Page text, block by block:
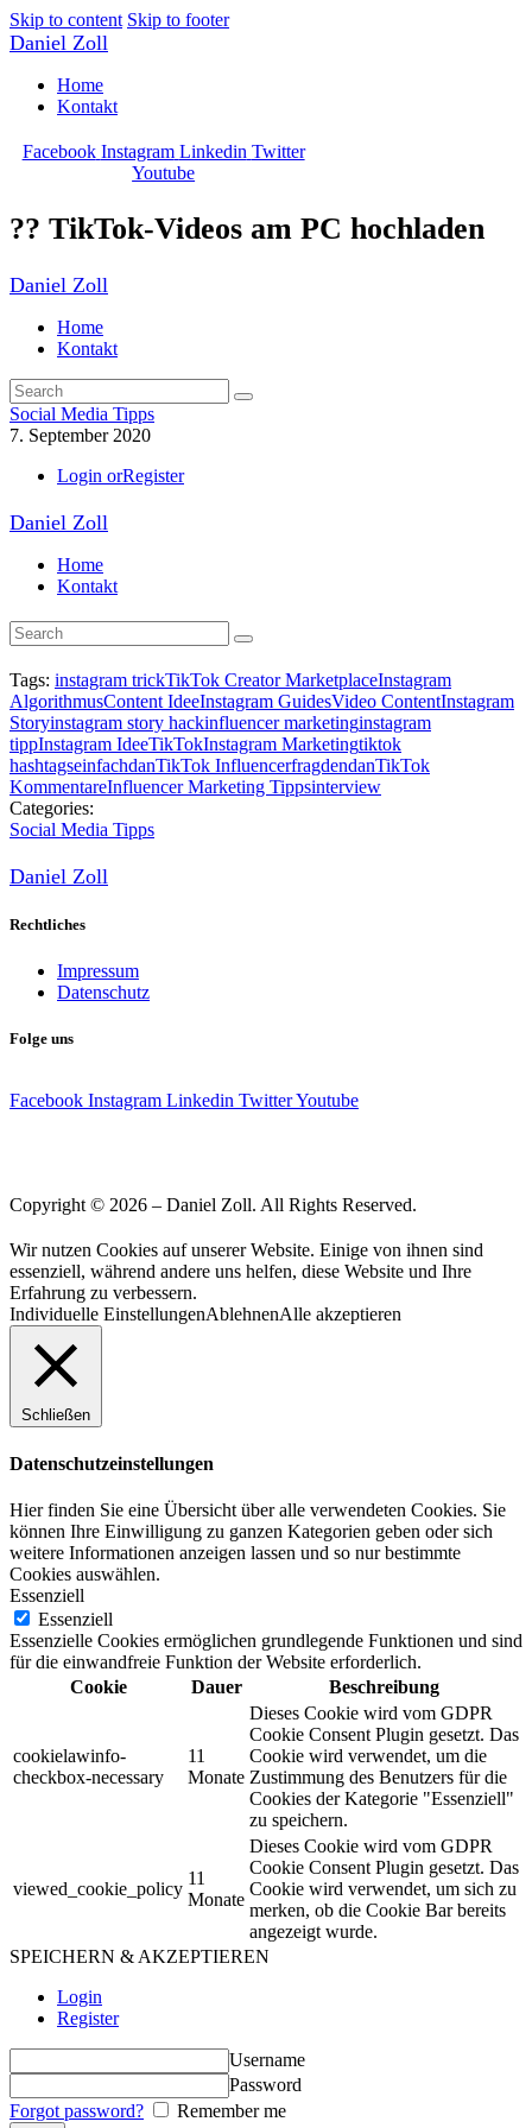
Skip to content Skip to footer
Daniel Zoll
Home
Kontakt
Facebook Instagram Linkedin Twitter
Youtube
?? TikTok-Videos am PC hochladen
Daniel Zoll
Home
Kontakt
Social Media Tipps
7. September 2020
Login orRegister
Daniel Zoll
Home
Kontakt
Tags: instagram trickTikTok Creator MarketplaceInstagram
AlgorithmusContent IdeeInstagram GuidesVideo ContentInstagram
Storyinstagram story hackinfluencer marketinginstagram
tippInstagram IdeeTikTokInstagram Marketingtiktok
hashtagseinfachdanTikTok InfluencerfragdendanTikTok
KommentareInfluencer Marketing Tippsinterview
Categories:
Social Media Tipps
Daniel Zoll
Rechtliches
Impressum
Datenschutz
Folge uns
Facebook Instagram Linkedin TwitterYoutube
Copyright © 2026 – Daniel Zoll. All Rights Reserved.
Wir nutzen Cookies auf unserer Website. Einige von ihnen sind
essenziell, während andere uns helfen, diese Website und Ihre
Erfahrung zu verbessern.
Individuelle EinstellungenAblehnenAlle akzeptieren
Schließen
Datenschutzeinstellungen
Hier finden Sie eine Übersicht über alle verwendeten Cookies. Sie
können Ihre Einwilligung zu ganzen Kategorien geben oder sich
weitere Informationen anzeigen lassen und so nur bestimmte
Cookies auswählen.
Essenziell
Essenziell
Essenzielle Cookies ermöglichen grundlegende Funktionen und sind
für die einwandfreie Funktion der Website erforderlich.
Cookie
Dauer Beschreibung
cookielawinfo-
checkbox-necessary
11
Monate
Dieses Cookie wird vom GDPR
Cookie Consent Plugin gesetzt. Das
Cookie wird verwendet, um die
Zustimmung des Benutzers für die
Cookies der Kategorie "Essenziell"
zu speichern.
viewed_cookie_policy
11
Monate
Dieses Cookie wird vom GDPR
Cookie Consent Plugin gesetzt. Das
Cookie wird verwendet, um sich zu
merken, ob die Cookie Bar bereits
angezeigt wurde.
SPEICHERN & AKZEPTIEREN
Login
Register
Username
Password
Forgot password?
Remember me